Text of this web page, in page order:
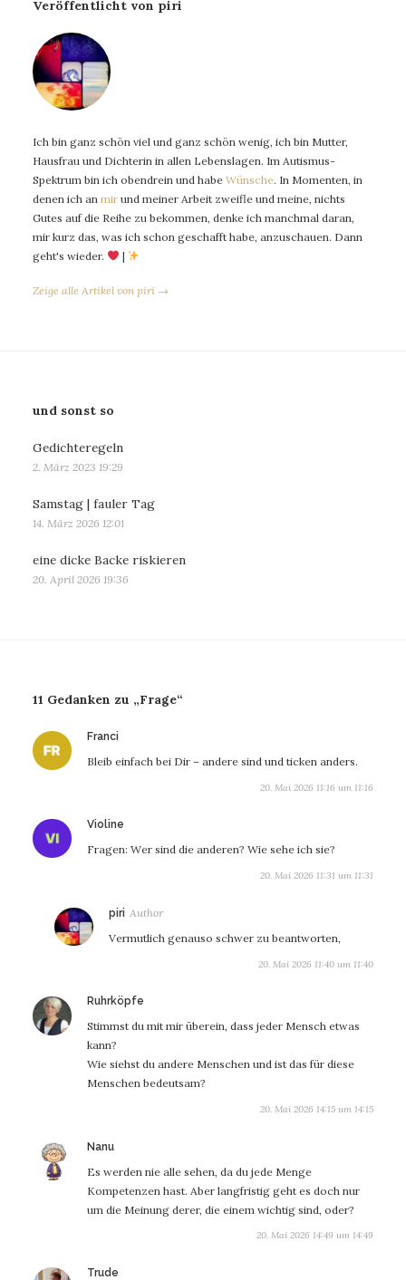
Veröffentlicht von piri
Ich bin ganz schön viel und ganz schön wenig, ich bin Mutter,
Hausfrau und Dichterin in allen Lebenslagen. Im Autismus-
Spektrum bin ich obendrein und habe Wünsche. In Momenten, in
denen ich an mir und meiner Arbeit zweifle und meine, nichts
Gutes auf die Reihe zu bekommen, denke ich manchmal daran,
mir kurz das, was ich schon geschafft habe, anzuschauen. Dann
geht's wieder.
|
Zeige alle Artikel von piri →
und sonst so
Gedichteregeln
2. März 2023 19:29
Samstag | fauler Tag
14. März 2026 12:01
eine dicke Backe riskieren
20. April 2026 19:36
11 Gedanken zu „Frage“
Franci
Bleib einfach bei Dir – andere sind und ticken anders.
20. Mai 2026 11:16 um 11:16
Violine
Fragen: Wer sind die anderen? Wie sehe ich sie?
20. Mai 2026 11:31 um 11:31
piri sagt:
Vermutlich genauso schwer zu beantworten,
20. Mai 2026 11:40 um 11:40
Ruhrköpfe
Stimmst du mit mir überein, dass jeder Mensch etwas
kann?
Wie siehst du andere Menschen und ist das für diese
Menschen bedeutsam?
20. Mai 2026 14:15 um 14:15
Nanu
Es werden nie alle sehen, da du jede Menge
Kompetenzen hast. Aber langfristig geht es doch nur
um die Meinung derer, die einem wichtig sind, oder?
20. Mai 2026 14:49 um 14:49
Trude